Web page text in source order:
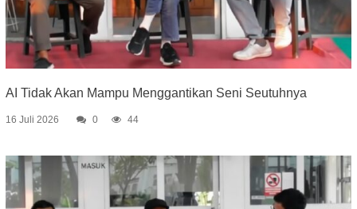
AI Tidak Akan Mampu Menggantikan Seni Seutuhnya
16 Juli 2026 0 44